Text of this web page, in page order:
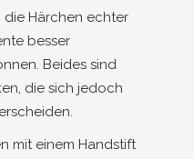
die Härchen echter
besser
Beides sind
die sich jedoch
mit einem Handstift